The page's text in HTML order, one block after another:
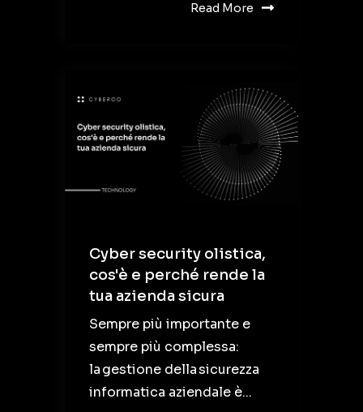
Read More
Cyber security olistica,
cos'è e perché rende la
tua azienda sicura
Sempre più importante e
sempre più complessa:
la gestione della sicurezza
informatica aziendale è...